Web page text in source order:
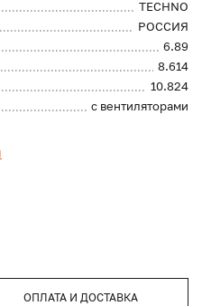
TECHNO
РОССИЯ
6.89
8.614
10.824
с вентиляторами
ОПЛАТА И ДОСТАВКА